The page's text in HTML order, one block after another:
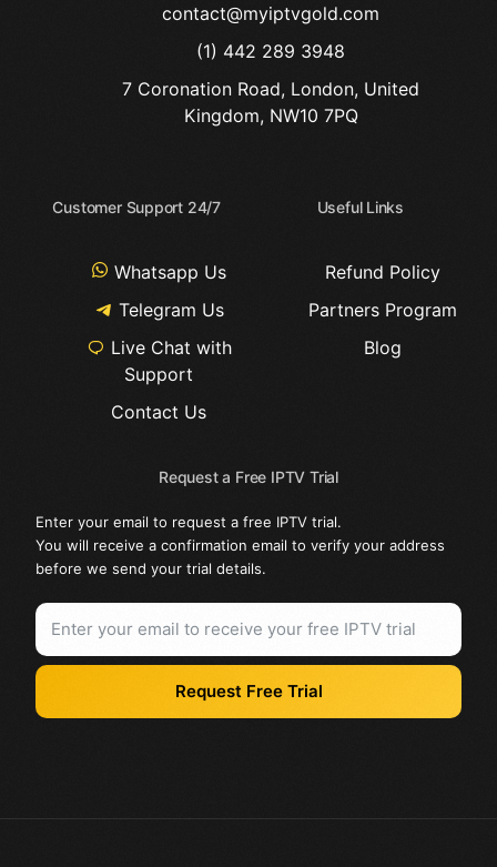
contact@myiptvgold.com
(1) 442 289 3948
7 Coronation Road, London, United
Kingdom, NW10 7PQ
Customer Support 24/7
Whatsapp Us
Telegram Us
Live Chat with
Support
Contact Us
Useful Links
Refund Policy
Partners Program
Blog
Request a Free IPTV Trial
Enter your email to request a free IPTV trial.
You will receive a confirmation email to verify your address
before we send your trial details.
Request Free Trial